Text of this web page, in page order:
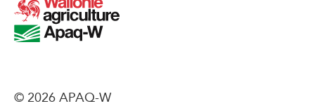
© 2026 APAQ-W